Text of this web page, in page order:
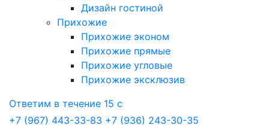
Дизайн гостиной
Прихожие
Прихожие эконом
Прихожие прямые
Прихожие угловые
Прихожие эксклюзив
Ответим в течение 15 с
+7 (967) 443-33-83 +7 (936) 243-30-35